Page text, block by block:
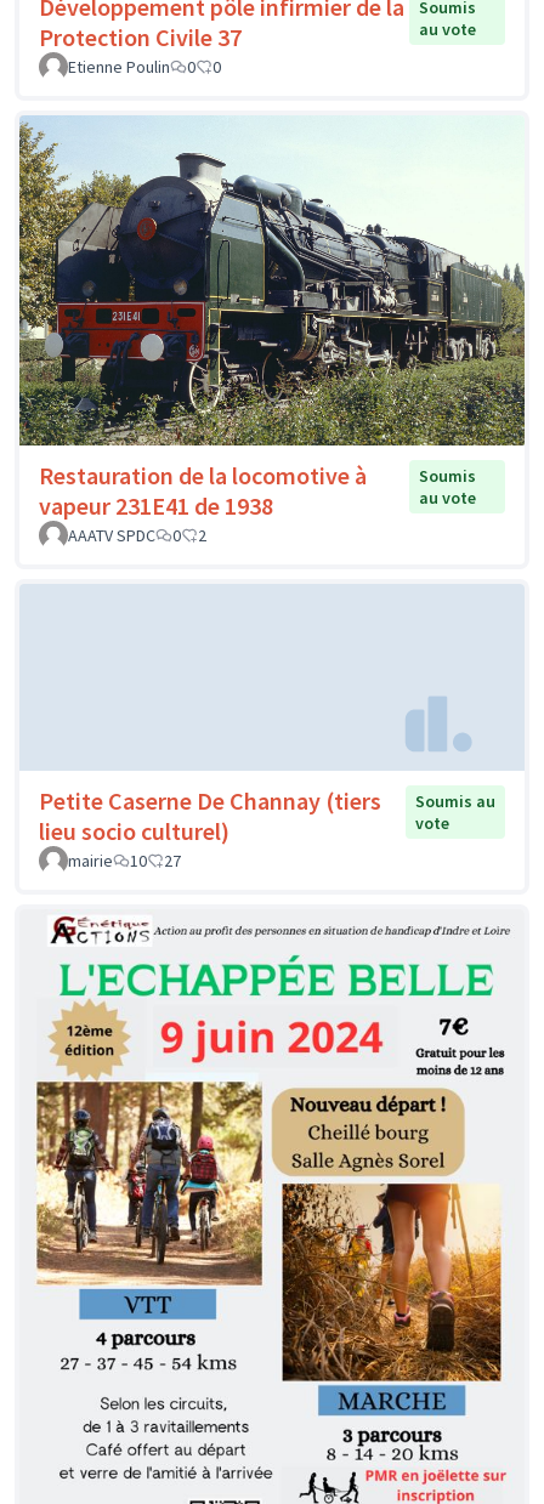
Développement pôle infirmier de la
Protection Civile 37
Soumis
au vote
Etienne Poulin
0 0
Restauration de la locomotive à
vapeur 231E41 de 1938
Soumis
au vote
AAATV SPDC
0 2
Petite Caserne De Channay (tiers
lieu socio culturel)
Soumis au
vote
mairie
10 27